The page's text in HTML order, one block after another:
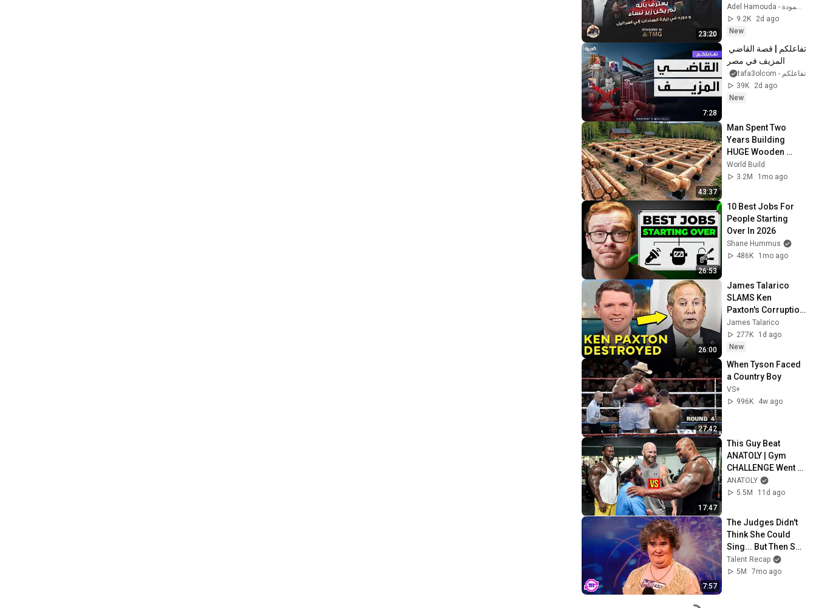
23:20
الشريف والسادات
وعبد الناصر والكاس
الرابع
Adel Hamouda - عادل حمودة
9.2K
2d ago
New
7:28
المزيف في مصر
تفاعلكم - tafa3olcom
39K
2d ago
New
43:37
Man Spent Two
Years Building
HUGE Wooden
House for his
Family | Start to
World Build
3.2M
1mo ago
26:53
10 Best Jobs For
People Starting
Over In 2026
Shane Hummus
486K
1mo ago
26:00
James Talarico
SLAMS Ken
Paxton's Corruption
LIVE ON AIR
James Talarico
277K
1d ago
New
27:42
When Tyson Faced
a Country Boy
VS+
996K
4w ago
17:47
This Guy Beat
ANATOLY | Gym
CHALLENGE Went
Wrong
ANATOLY
5.5M
11d ago
7:57
The Judges Didn't
Think She Could
Sing... But Then She
Opened Her Mouth!
Talent Recap
5M
7mo ago